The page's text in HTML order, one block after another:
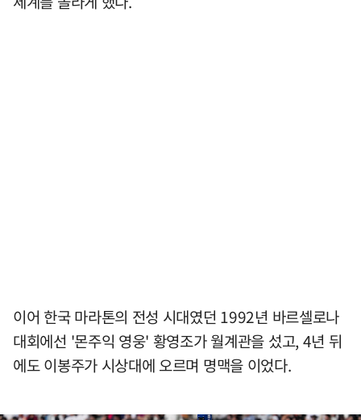
이어 한국 마라톤의 전성 시대였던 1992년 바르셀로나
대회에선 '몬주익 영웅' 황영조가 월계관을 섰고, 4년 뒤
에도 이봉주가 시상대에 오르며 명맥을 이었다.